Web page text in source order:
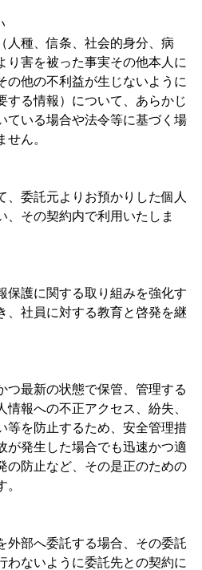
人種、信条、社会的身分、病
り害を被った事実その他本人に
の他の不利益が生じないように
する情報）について、あらかじ
ている場合や法令等に基づく場
せん。
、委託元よりお預かりした個人
、その契約内で利用いたしま
保護に関する取り組みを強化す
、社員に対する教育と啓発を継
つ最新の状態で保管、管理する
情報への不正アクセス、紛失、
等を防止するため、安全管理措
が発生した場合でも迅速かつ適
の防止など、その是正のための
外部へ委託する場合、その委託
わないように委託先との契約に